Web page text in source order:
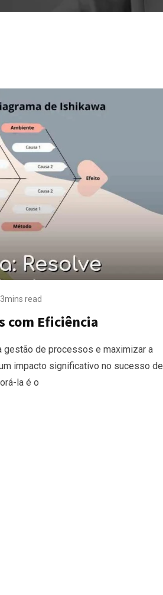
3mins read
com Eficiência
gestão de processos e maximizar a
impacto significativo no sucesso de
la é o